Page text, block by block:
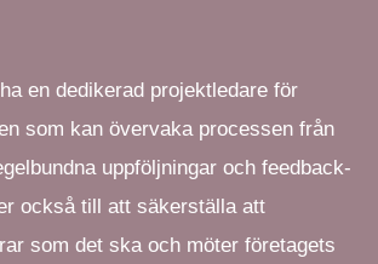
en dedikerad projektledare för
som kan övervaka processen från
uppföljningar och feedback-
också till att säkerställa att
som det ska och möter företagets